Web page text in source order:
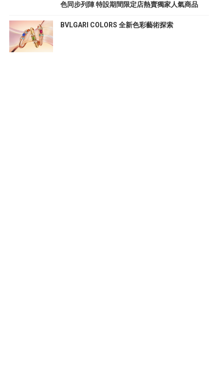
色同步列陣 特設期間限定店熱賣獨家人氣商品
BVLGARI COLORS 全新色彩藝術探索